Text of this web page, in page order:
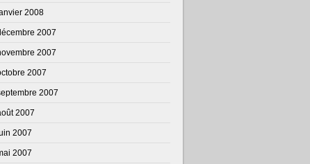
2008
2007
2007
2007
2007
2007
2007
2007